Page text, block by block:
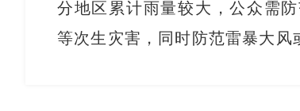
分地区累计雨量较大，公众需
等次生灾害，同时防范雷暴大风